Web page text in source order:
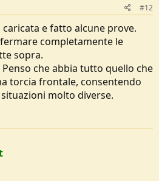
#12
e fatto alcune prove.
completamente le
sopra.
che abbia tutto quello che
torcia frontale, consentendo
molto diverse.